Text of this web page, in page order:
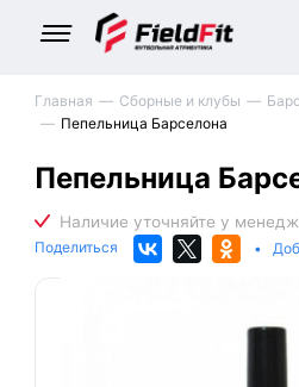
Главная Сборные и клубы
Пепельница Барселона
Пепельница
Поделиться •